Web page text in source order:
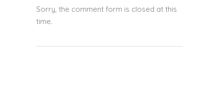
Sorry, the comment form is closed at this
time.